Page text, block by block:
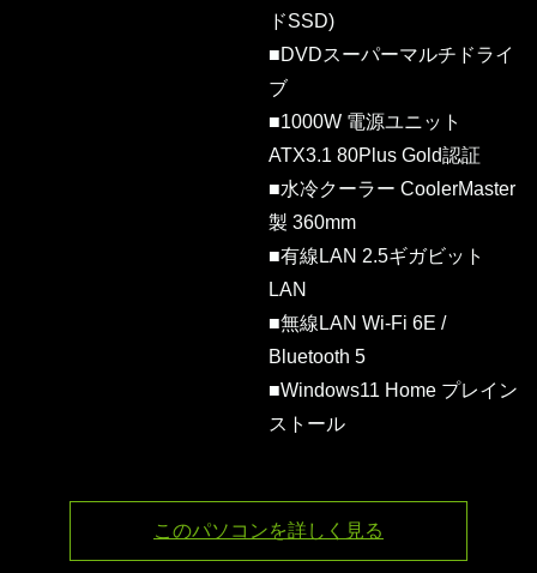
ドSSD)
■DVDスーパーマルチドライ
ブ
■1000W 電源ユニット
ATX3.1 80Plus Gold認証
■水冷クーラー CoolerMaster
製 360mm
■有線LAN 2.5ギガビット
LAN
■無線LAN Wi-Fi 6E /
Bluetooth 5
■Windows11 Home プレイン
ストール
このパソコンを詳しく見る